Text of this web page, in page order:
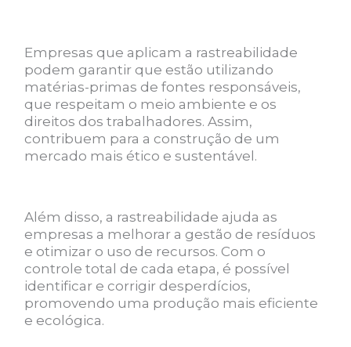
Empresas que aplicam a rastreabilidade
podem garantir que estão utilizando
matérias-primas de fontes responsáveis,
que respeitam o meio ambiente e os
direitos dos trabalhadores. Assim,
contribuem para a construção de um
mercado mais ético e sustentável.
Além disso, a rastreabilidade ajuda as
empresas a melhorar a gestão de resíduos
e otimizar o uso de recursos. Com o
controle total de cada etapa, é possível
identificar e corrigir desperdícios,
promovendo uma produção mais eficiente
e ecológica.